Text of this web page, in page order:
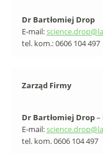
Dr Bartłomiej Drop
E-mail:
tel. kom.: 0606 104 497
Zarząd Firmy
Dr Bartłomiej Drop–
E-mail:
tel. kom. 0606 104 497